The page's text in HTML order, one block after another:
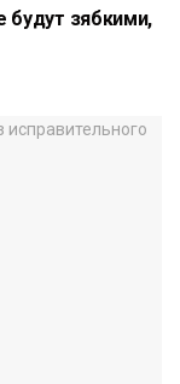
зябкими,